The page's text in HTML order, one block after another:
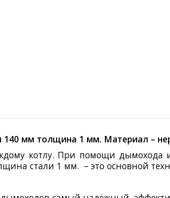
мм толщина 1 мм. Материал –
котлу. При помощи дымохода
стали 1 мм. – это основной